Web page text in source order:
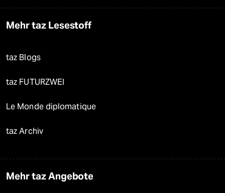
Mehr taz Lesestoff
taz Blogs
taz FUTURZWEI
Le Monde diplomatique
taz Archiv
Mehr taz Angebote